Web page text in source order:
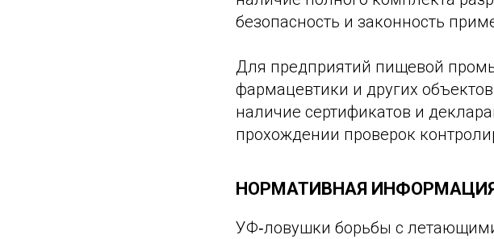
безопасность и законность
Для предприятий пищевой
фармацевтики и других
наличие сертификатов и
прохождении проверок
НОРМАТИВНАЯ
УФ‑ловушки борьбы с